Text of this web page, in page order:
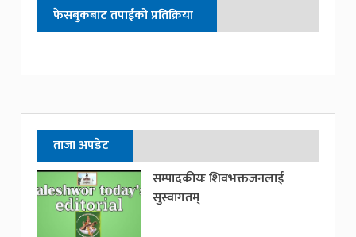
फेसबुकबाट तपाईको प्रतिक्रिया
ताजा अपडेट
सम्पादकीयः शिवभक्तजनलाई
सुस्वागतम्